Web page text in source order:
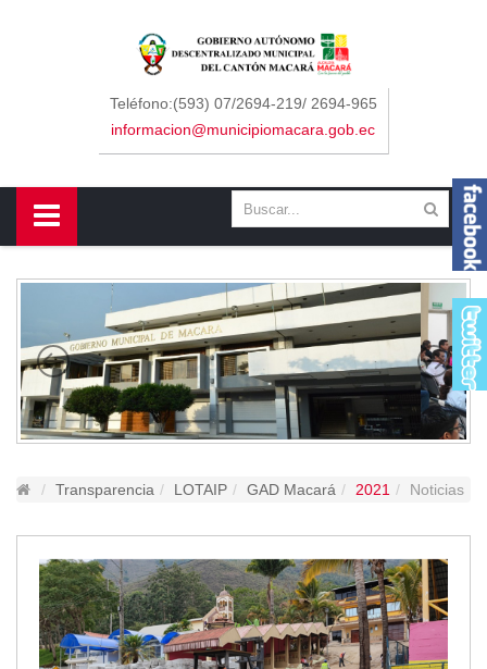
Teléfono:(593) 07/2694-219/ 2694-965
informacion@municipiomacara.gob.ec
Transparencia LOTAIP GAD Macará 2021 Noticias
Sidebar Menu
Concejo
Departamentos
Contáctenos
Macará
Cantón
Himno a Macará
Símbolos Patrios
Gastronomía
Parques
Balnearios
Petroglifos
Numbiaranga
Plan de Desarrollo Turístico